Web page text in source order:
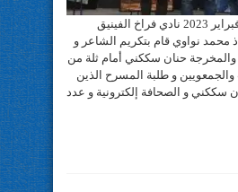
زوال يوم السبت 18 فبراير 2023 نادي فراخ الفينيق
محمد نواوي قام بتكريم الشاعر و
حنان سككني أمام ثلة من
والجمعويين و طلبة المسرح الذين
سككني و الصحافة إلكترونية و عدد